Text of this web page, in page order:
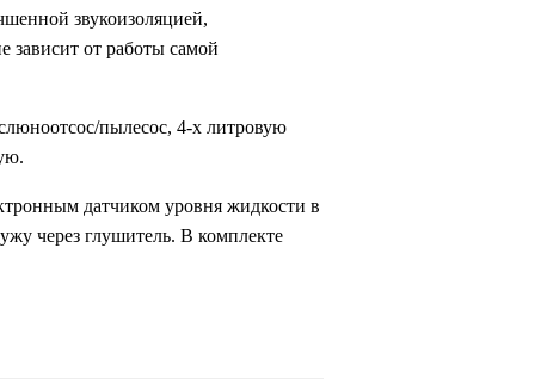
звукоизоляцией,
зависит от работы самой
пылесос, 4-х литровую
датчиком уровня жидкости в
через глушитель. В комплекте